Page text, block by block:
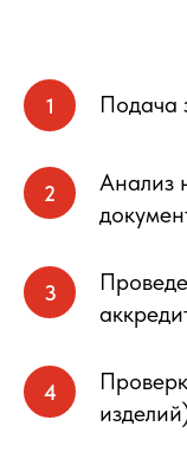
Подача
Анализ